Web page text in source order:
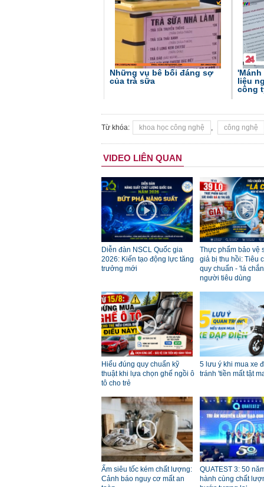
Những vụ bê bối đáng sợ
của trà sữa
liệu
công
Từ khóa: khoa học công nghệ , công nghệ
VIDEO LIÊN QUAN
Diễn đàn NSCL Quốc gia
2026: Kiến tạo động lực tăng
trưởng mới
Thực phẩm bảo vệ
giả bị thu hồi: Tiêu
quy chuẩn - 'lá
người tiêu dùng
Hiểu đúng quy chuẩn kỹ
thuật khi lựa chọn ghế ngồi ô
tô cho trẻ
5 lưu ý khi mua xe
tránh 'tiền mất tật
Ấm siêu tốc kém chất lượng:
Cảnh báo nguy cơ mất an
QUATEST 3: 50
hành cùng chất